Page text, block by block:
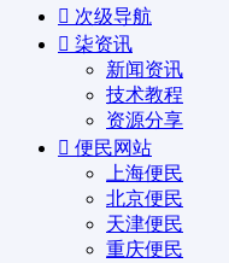
次级导航
柒资讯
新闻资讯
技术教程
资源分享
便民网站
上海便民
北京便民
天津便民
重庆便民